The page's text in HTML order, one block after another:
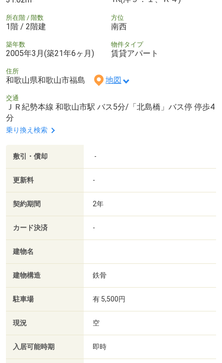
所在階 / 階数
1階 / 2階建
方位
南西
築年数
2005年3月(築21年6ヶ月)
物件タイプ
賃貸アパート
住所
和歌山県和歌山市福島 地図
交通
ＪＲ紀勢本線 和歌山市駅 バス5分/「北島橋」バス停 停歩4
分
乗り換え検索
敷引・償却 -
更新料 -
契約期間 2年
カード決済 -
建物名
建物構造 鉄骨
駐車場 有 5,500円
現況 空
入居可能時期 即時